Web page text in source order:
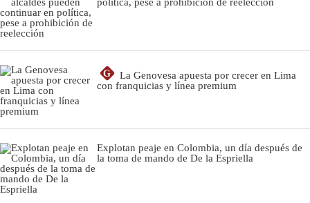
G
La Genovesa apuesta por crecer en Lima
con franquicias y línea premium
Explotan peaje en Colombia, un día después de
la toma de mando de De la Espriella